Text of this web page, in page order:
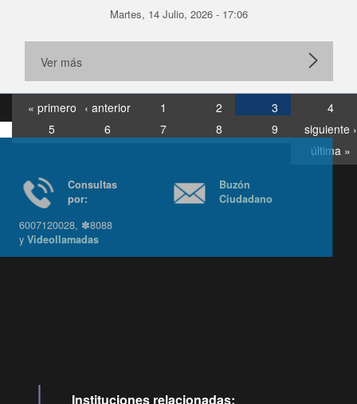
Martes, 14 Julio, 2026 - 17:06
Ver más
« primero ‹ anterior 1 2 3
4
5
6 7 8 9
siguiente ›
última »
Consultas
6007120028, ✽8088
yVideollamadas
Buzón
Ciudadano
Instituciones relacionadas: